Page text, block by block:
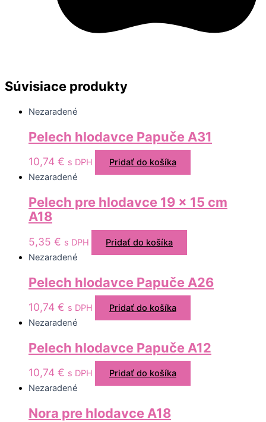
Súvisiace produkty
Nezaradené
Pelech hlodavce Papuče A31
10,74 € s DPH
Pridať do košíka
Nezaradené
Pelech pre hlodavce 19 x 15 cm
A18
5,35 € s DPH
Pridať do košíka
Nezaradené
Pelech hlodavce Papuče A26
10,74 € s DPH
Pridať do košíka
Nezaradené
Pelech hlodavce Papuče A12
10,74 € s DPH
Pridať do košíka
Nezaradené
Nora pre hlodavce A18